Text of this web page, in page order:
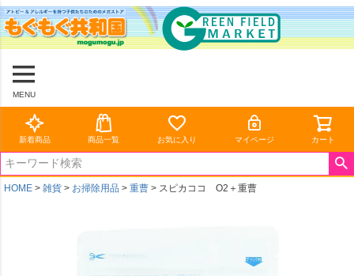
MENU
新着商品 商品一覧 お気に入り マイページ カート
HOME 雑貨 お掃除用品 重曹 スピカココ O2＋重曹